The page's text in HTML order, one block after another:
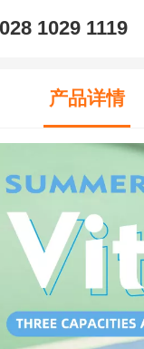
1029 1119
产品详情